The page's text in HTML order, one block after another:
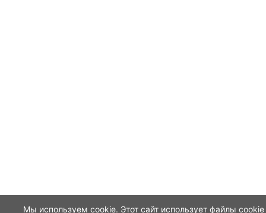
Мы используем cookie. Этот сайт использует файлы cookie